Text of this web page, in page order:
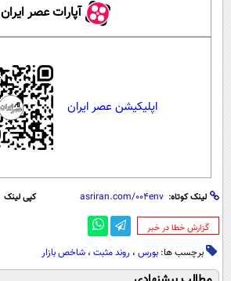
آپارات عصر ایران
اپلیکیشن عصر ایران
لینک کوتاه: کپی لینک
‌گزارش خطا در خبر
برچسب ها: بورس ، روند مثبت ، شاخص بازار